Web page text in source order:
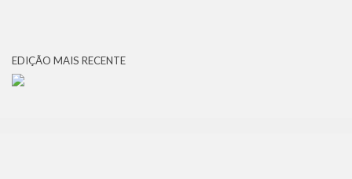
EDIÇÃO MAIS RECENTE